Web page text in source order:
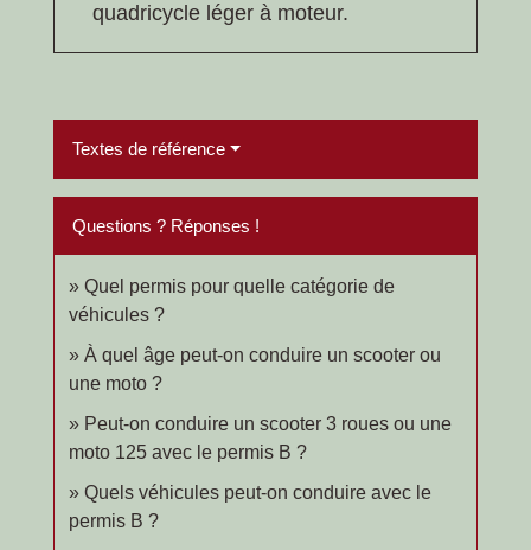
quadricycle léger à moteur.
Textes de référence
Questions ? Réponses !
Quel permis pour quelle catégorie de
véhicules ?
À quel âge peut-on conduire un scooter ou
une moto ?
Peut-on conduire un scooter 3 roues ou une
moto 125 avec le permis B ?
Quels véhicules peut-on conduire avec le
permis B ?